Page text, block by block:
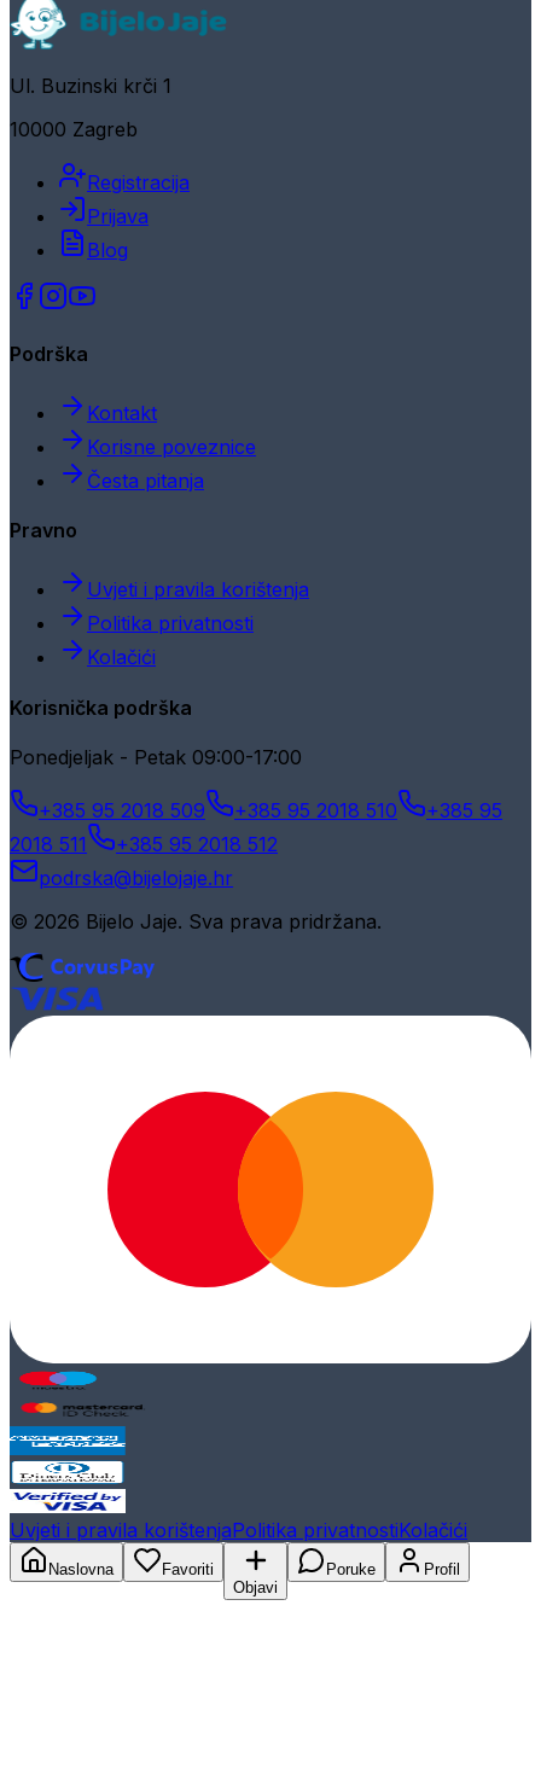
Ul. Buzinski krči 1
10000 Zagreb
Registracija
Prijava
Blog
Podrška
Kontakt
Korisne poveznice
Česta pitanja
Pravno
Uvjeti i pravila korištenja
Politika privatnosti
Kolačići
Korisnička podrška
Ponedjeljak - Petak 09:00-17:00
+385 95 2018 509 +385 95 2018 510
+385 95
2018 511
+385 95 2018 512
podrska@bijelojaje.hr
© 2026 Bijelo Jaje. Sva prava pridržana.
Uvjeti i pravila korištenjaPolitika privatnostiKolačići
Naslovna
Favoriti
Objavi
Poruke Profil